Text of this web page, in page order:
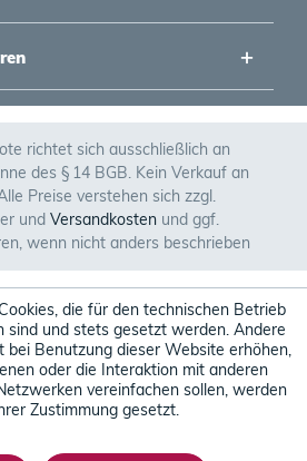
richtet sich ausschließlich an
des § 14 BGB. Kein Verkauf an
Preise verstehen sich zzgl.
und Versandkostenund ggf.
wenn nicht anders beschrieben
die für den technischen Betrieb
sind und stets gesetzt werden. Andere
bei Benutzung dieser Website erhöhen,
oder die Interaktion mit anderen
vereinfachen sollen, werden
Zustimmung gesetzt.